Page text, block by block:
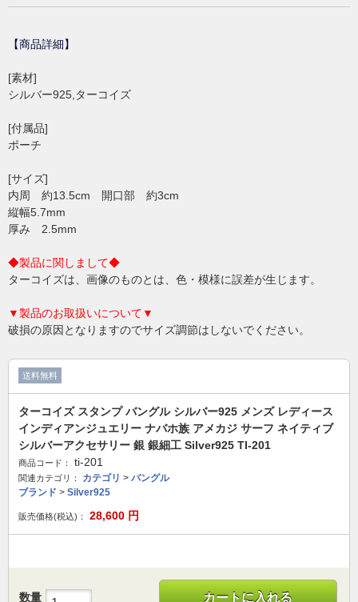
【商品詳細】
[素材]
シルバー925,ターコイズ
[付属品]
ポーチ
[サイズ]
内周 約13.5cm 開口部 約3cm
縦幅5.7mm
厚み 2.5mm
◆製品に関しまして◆
ターコイズは、画像のものとは、色・模様に誤差が生じます。
▼製品のお取扱いについて▼
破損の原因となりますのでサイズ調節はしないでください。
送料無料
ターコイズ スタンプ バングル シルバー925 メンズ レディース
インディアンジュエリー ナバホ族 アメカジ サーフ ネイティブ
シルバーアクセサリー 銀 銀細工 Silver925 TI-201
商品コード： ti-201
関連カテゴリ： カテゴリ > バングル
ブランド > Silver925
販売価格(税込)： 28,600 円
数量 カートに入れる